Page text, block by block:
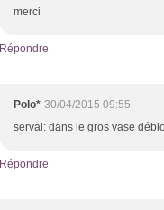
merci
Répondre
Polo* 30/04/2015 09:55
serval: dans le gros vase
Répondre